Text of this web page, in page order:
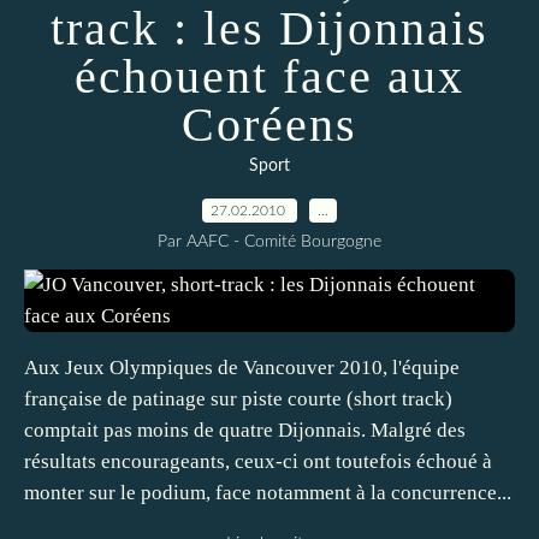
track : les Dijonnais
échouent face aux
Coréens
Sport
27.02.2010
Par AAFC - Comité Bourgogne
Aux Jeux Olympiques de Vancouver 2010, l'équipe
française de patinage sur piste courte (short track)
comptait pas moins de quatre Dijonnais. Malgré des
résultats encourageants, ceux-ci ont toutefois échoué à
monter sur le podium, face notamment à la concurrence...